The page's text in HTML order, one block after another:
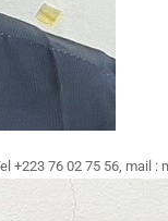
+223 76 02 75 56, mail